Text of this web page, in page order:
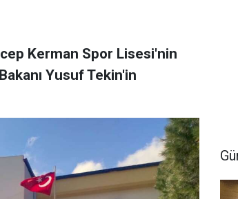
Kerman Spor Lisesi'nin
Yusuf Tekin'in